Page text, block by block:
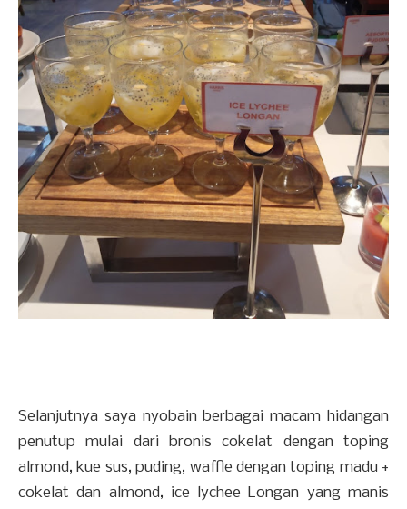
Selanjutnya saya nyobain berbagai macam hidangan
penutup mulai dari bronis cokelat dengan toping
almond, kue sus, puding, waffle dengan toping madu +
cokelat dan almond, ice lychee Longan yang manis